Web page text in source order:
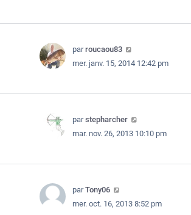
parroucaou83
mer. janv. 15, 2014 12:42 pm
parstepharcher
mar. nov. 26, 2013 10:10 pm
parTony06
mer. oct. 16, 2013 8:52 pm